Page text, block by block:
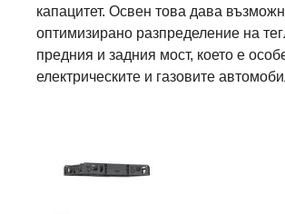
капацитет. Освен това дава
оптимизирано разпределение на
предния и задния мост, което е
електрическите и газовите